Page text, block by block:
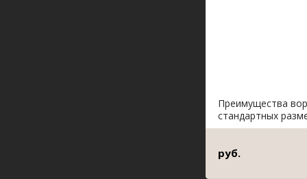
Преимущества
стандартных
руб.